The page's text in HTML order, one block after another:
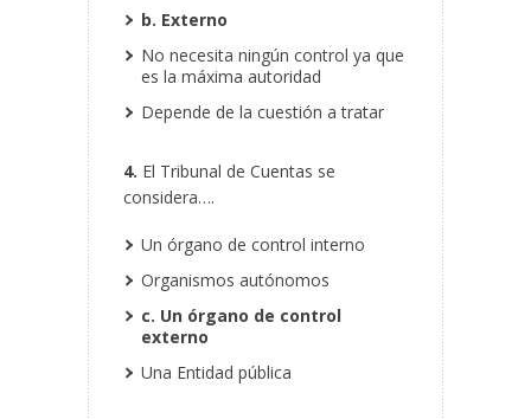
b. Externo
No necesita ningún control ya que
es la máxima autoridad
Depende de la cuestión a tratar
4. El Tribunal de Cuentas se
considera….
Un órgano de control interno
Organismos autónomos
c. Un órgano de control
externo
Una Entidad pública